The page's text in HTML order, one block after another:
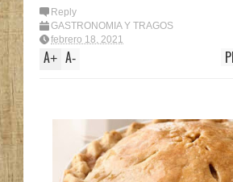
Reply
GASTRONOMIA Y TRAGOS
febrero 18, 2021
A+ A-